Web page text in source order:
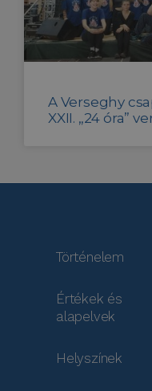
A Verseghy
XXII. „24 óra”
Történelem
Értékek és
alapelvek
Helyszínek